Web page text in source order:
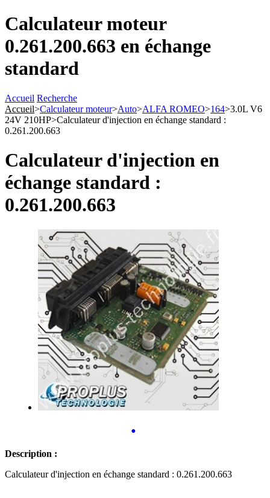
Calculateur moteur
0.261.200.663 en échange
standard
Accueil Recherche
Accueil>Calculateur moteur>Auto>ALFA ROMEO>164>3.0L V6
24V 210HP>Calculateur d'injection en échange standard :
0.261.200.663
Calculateur d'injection en
échange standard :
0.261.200.663
•
Description :
Calculateur d'injection en échange standard : 0.261.200.663